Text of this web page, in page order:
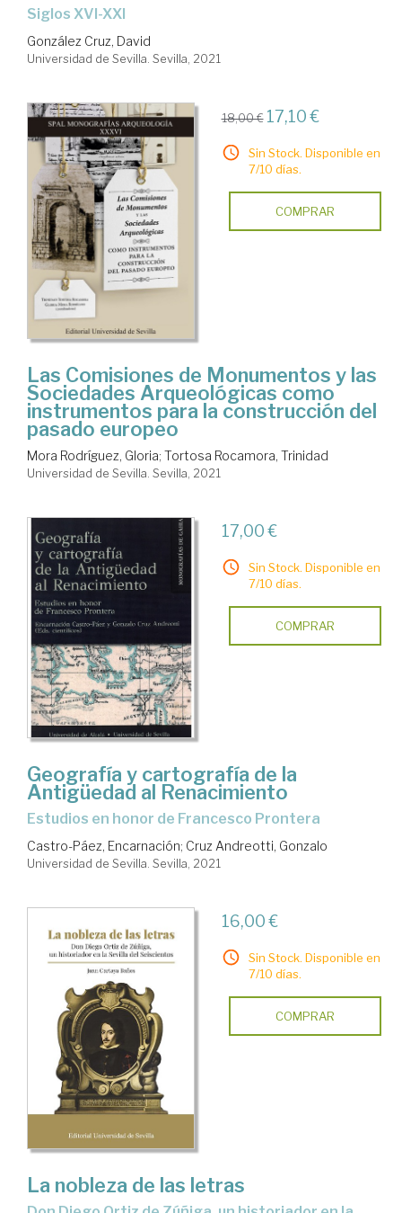
siglos XVI-XXI
González Cruz, David
Universidad de Sevilla. Sevilla, 2021
18,00 € 17,10 €
Sin Stock. Disponible en
7/10 días.
COMPRAR
Las Comisiones de Monumentos y las
Sociedades Arqueológicas como
instrumentos para la construcción del
pasado europeo
Mora Rodríguez, Gloria; Tortosa Rocamora, Trinidad
Universidad de Sevilla. Sevilla, 2021
17,00 €
Sin Stock. Disponible en
7/10 días.
COMPRAR
Geografía y cartografía de la
Antigüedad al Renacimiento
Estudios en honor de Francesco Prontera
Castro-Páez, Encarnación; Cruz Andreotti, Gonzalo
Universidad de Sevilla. Sevilla, 2021
16,00 €
Sin Stock. Disponible en
7/10 días.
COMPRAR
La nobleza de las letras